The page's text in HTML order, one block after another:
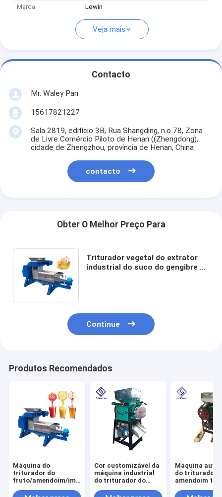
Marca
Lewin
Veja mais
Contacto
Mr. Waley Pan
15617821227
Sala 2819, edifício 3B, Rua Shangding, n.o 78, Zona
de Livre Comércio Piloto de Henan ((Zhengdong),
cidade de Zhengzhou, província de Henan, China
contacto
Obter O Melhor Preço Para
Triturador vegetal do extrator
industrial do suco do gengibre 3
Continue
Produtos Recomendados
Máquina do
triturador do
fruto/amendoim/imprensa
comercial do moedor
Cor customizável da
máquina industrial
do triturador do
capacidade maior
Máquina
do triturador
amendoim
capacidade